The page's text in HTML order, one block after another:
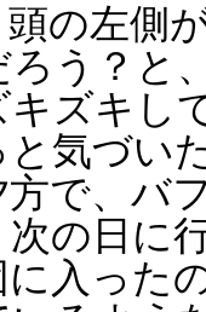
の左側
ろう？と
ズキし
と気づい
で、バ
の日に
入った